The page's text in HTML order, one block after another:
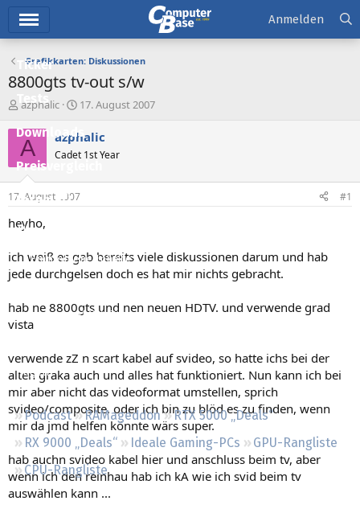
Ticker
Tests
Downloads
Preisvergleich
Forum
Aktuelles
Empfohlene Inhalte
Neueste Aktivitäten
Regeln
Podcast RAMageddon
RTX 5000 „Deals“
RX 9000 „Deals“
Ideale Gaming-PCs
GPU-Rangliste
CPU-Rangliste
Anmelden
Grafikkarten: Diskussionen
8800gts tv-out s/w
E
s
t
e
e
r
azphalic
E
s
e
l
t
17. August 2007
A azphalic
Cadet 1st Year
17. August 2007 #1
heyho,
ich weiß es gab bereits viele diskussionen darum und hab
jede durchgelsen doch es hat mir nichts gebracht.
hab ne 8800gts und nen neuen HDTV. und verwende grad
vista
verwende zZ n scart kabel auf svideo, so hatte ichs bei der
alten graka auch und alles hat funktioniert. Nun kann ich bei
mir aber nicht das videoformat umstellen, sprich
svideo/composite, oder ich bin zu blöd es zu finden, wenn
mir da jmd helfen könnte wärs super.
hab auchn svideo kabel hier und anschluss beim tv, aber
wenn ich den reinhau hab ich kA wie ich svid beim tv
auswählen kann ...